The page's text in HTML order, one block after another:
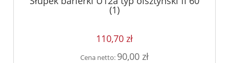
(1)
110,70 zł
Cena netto: 90,00 zł